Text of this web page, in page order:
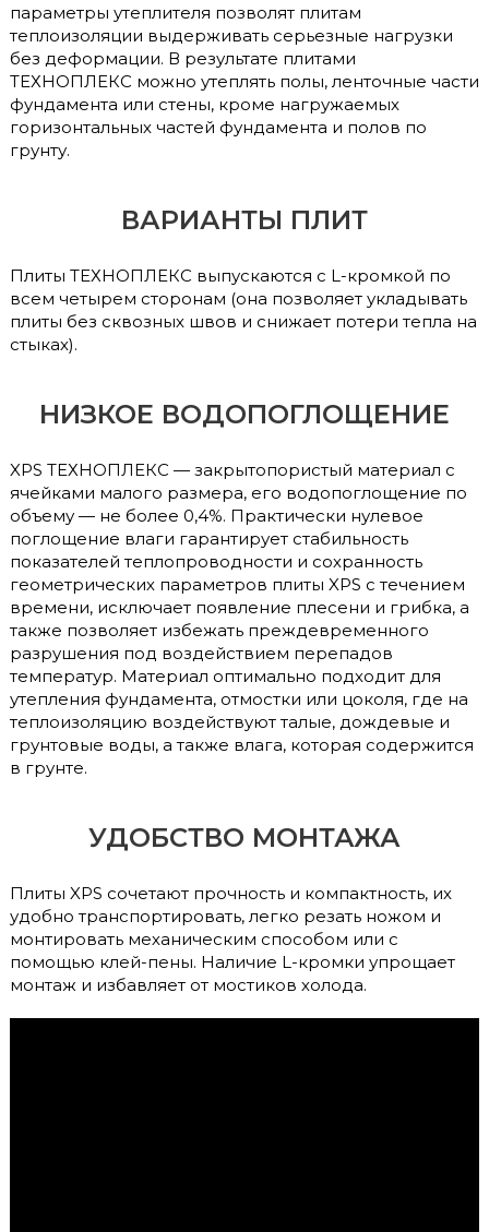
параметры утеплителя позволят плитам
теплоизоляции выдерживать серьезные нагрузки
без деформации. В результате плитами
ТЕХНОПЛЕКС можно утеплять полы, ленточные части
фундамента или стены, кроме нагружаемых
горизонтальных частей фундамента и полов по
грунту.
ВАРИАНТЫ ПЛИТ
Плиты ТЕХНОПЛЕКС выпускаются с L-кромкой по
всем четырем сторонам (она позволяет укладывать
плиты без сквозных швов и снижает потери тепла на
стыках).
НИЗКОЕ ВОДОПОГЛОЩЕНИЕ
XPS ТЕХНОПЛЕКС — закрытопористый материал с
ячейками малого размера, его водопоглощение по
объему — не более 0,4%. Практически нулевое
поглощение влаги гарантирует стабильность
показателей теплопроводности и сохранность
геометрических параметров плиты XPS с течением
времени, исключает появление плесени и грибка, а
также позволяет избежать преждевременного
разрушения под воздействием перепадов
температур. Материал оптимально подходит для
утепления фундамента, отмостки или цоколя, где на
теплоизоляцию воздействуют талые, дождевые и
грунтовые воды, а также влага, которая содержится
в грунте.
УДОБСТВО МОНТАЖА
Плиты XPS сочетают прочность и компактность, их
удобно транспортировать, легко резать ножом и
монтировать механическим способом или с
помощью клей-пены. Наличие L-кромки упрощает
монтаж и избавляет от мостиков холода.